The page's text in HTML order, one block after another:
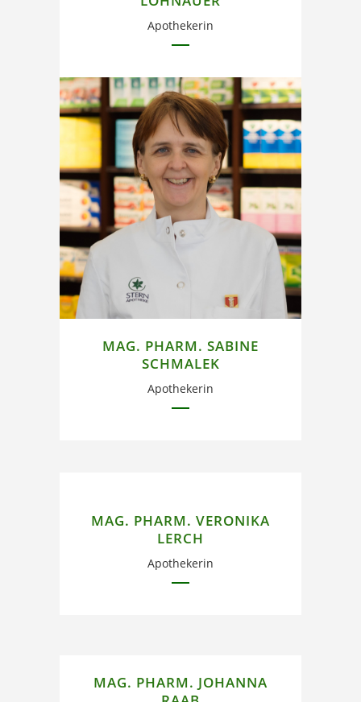
Apothekerin
Im Stern Apotheken Team
seit Oktober 2006.
MAG. PHARM. SABINE
SCHMALEK
Apothekerin
Französisch
MAG. PHARM. VERONIKA
LERCH
Apothekerin
MAG. PHARM. JOHANNA